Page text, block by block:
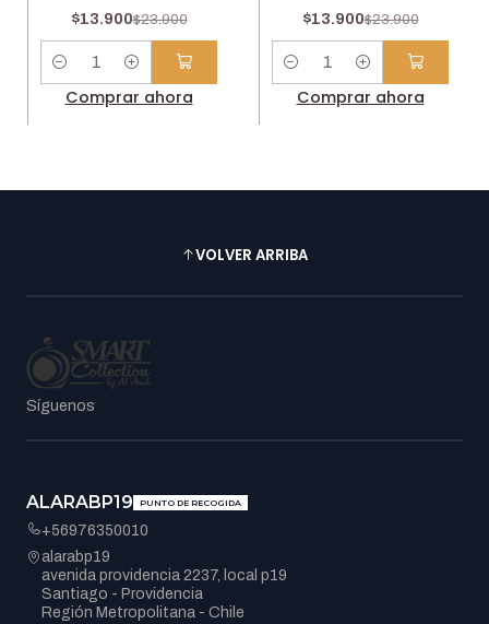
$13.900$23.900
Cantidad
Comprar ahora
$13.900$23.900
Cantidad
Comprar ahora
VOLVER ARRIBA
Síguenos
ALARABP19 PUNTO DE RECOGIDA
+56976350010
alarabp19
avenida providencia 2237, local p19
Santiago - Providencia
Región Metropolitana - Chile